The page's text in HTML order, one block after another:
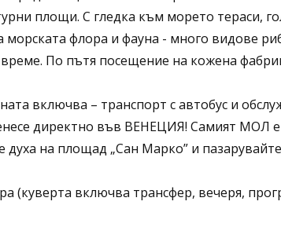
площи. С гледка към морето тераси,
флора и фауна - много видове
По пътя посещение на кожена
включва – транспорт с автобус и
директно във ВЕНЕЦИЯ! Самият МОЛ е
на площад „Сан Марко” и
(куверта включва трансфер, вечеря,